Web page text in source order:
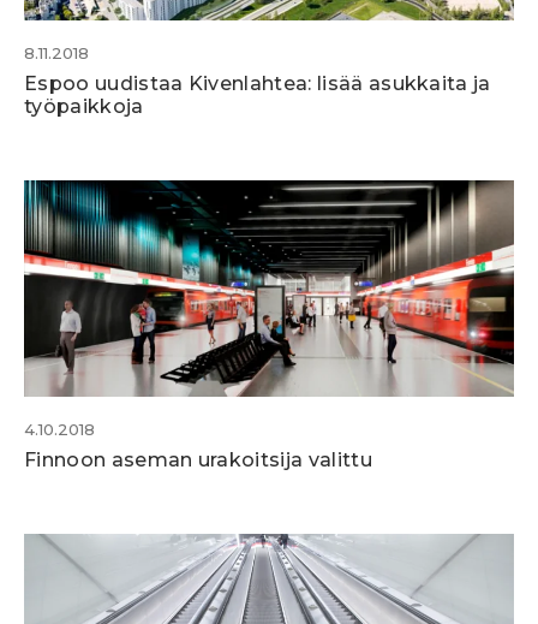
8.11.2018
Espoo uudistaa Kivenlahtea: lisää asukkaita ja
työpaikkoja
4.10.2018
Finnoon aseman urakoitsija valittu